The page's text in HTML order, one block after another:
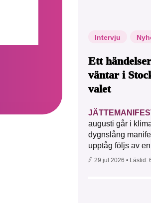
Intervju
Ett
väntar i
valet
augusti går i
dygnslång
upptåg följs av
29 jul 2026 • Lästid: